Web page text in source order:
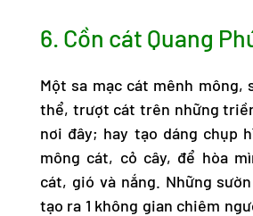
6. Cồn cát Quang
Một sa mạc cát mênh mông,
thể, trượt cát trên những
nơi đây; hay tạo dáng chụp
mông cát, cỏ cây, để hòa
cát, gió và nắng. Những
tạo ra 1 không gian chiêm